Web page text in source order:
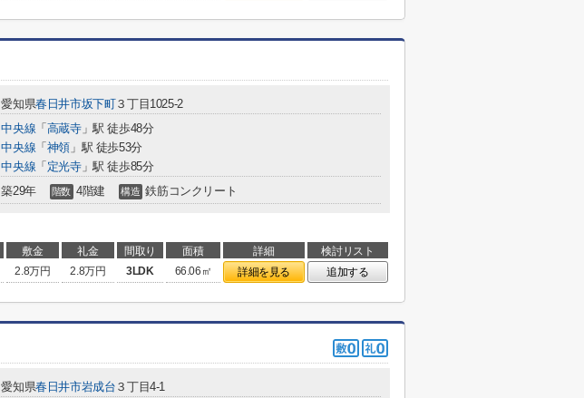
愛知県春日井市坂下町３丁目1025-2
中央線 「 高蔵寺」駅 徒歩48分
中央線 「 神領 」駅 徒歩53分
中央線 「 定光寺」駅 徒歩85分
築29年 階数 4階建 構造 鉄筋コンクリート
敷金 礼金 間取り 面積 詳細
検討リスト
2.8万円 2.8万円 3LDK 66.06㎡ 詳細を見る 追加する
愛知県春日井市岩成台 ３丁目4-1